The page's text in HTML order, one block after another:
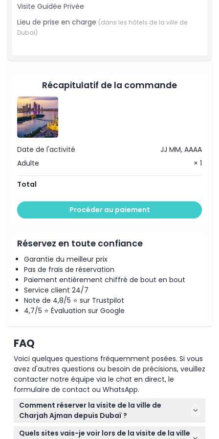
À savoir
Politique d'annulation
Prise en charge et dépose à l'hôtel/au port
Voiture climatisée
Billets d'entrée
Eau minérale
Visite Guidée Privée
Lieu de prise en charge (dans les hôtels de la ville de
Dubaï)
Récapitulatif de la commande
Date de l'activité
JJ MM, AAAA
Adulte
× 1
Total
Procéder au paiement
Réservez en toute confiance
Garantie du meilleur prix
Pas de frais de réservation
Paiement entièrement chiffré de bout en bout
Service client 24/7
Note de 4,8/5 ⭐ sur Trustpilot
4,7/5 ⭐ Évaluation sur Google
FAQ
Voici quelques questions fréquemment posées. Si vous
avez d'autres questions ou besoin de précisions, veuillez
contacter notre équipe via le chat en direct, le
formulaire de contact ou WhatsApp.
Comment réserver la visite de la ville de
Charjah Ajman depuis Dubaï ?
Vous pouvez facilement réserver votre visite de la
Quels sites vais-je voir lors de la visite de la ville